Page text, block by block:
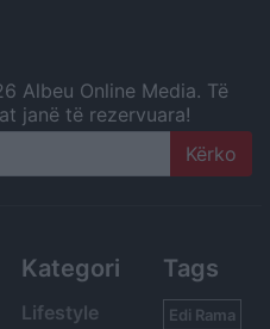
Albeu Online Media. Të
janë të rezervuara!
Kategori
Lifestyle
Tags
Edi Rama